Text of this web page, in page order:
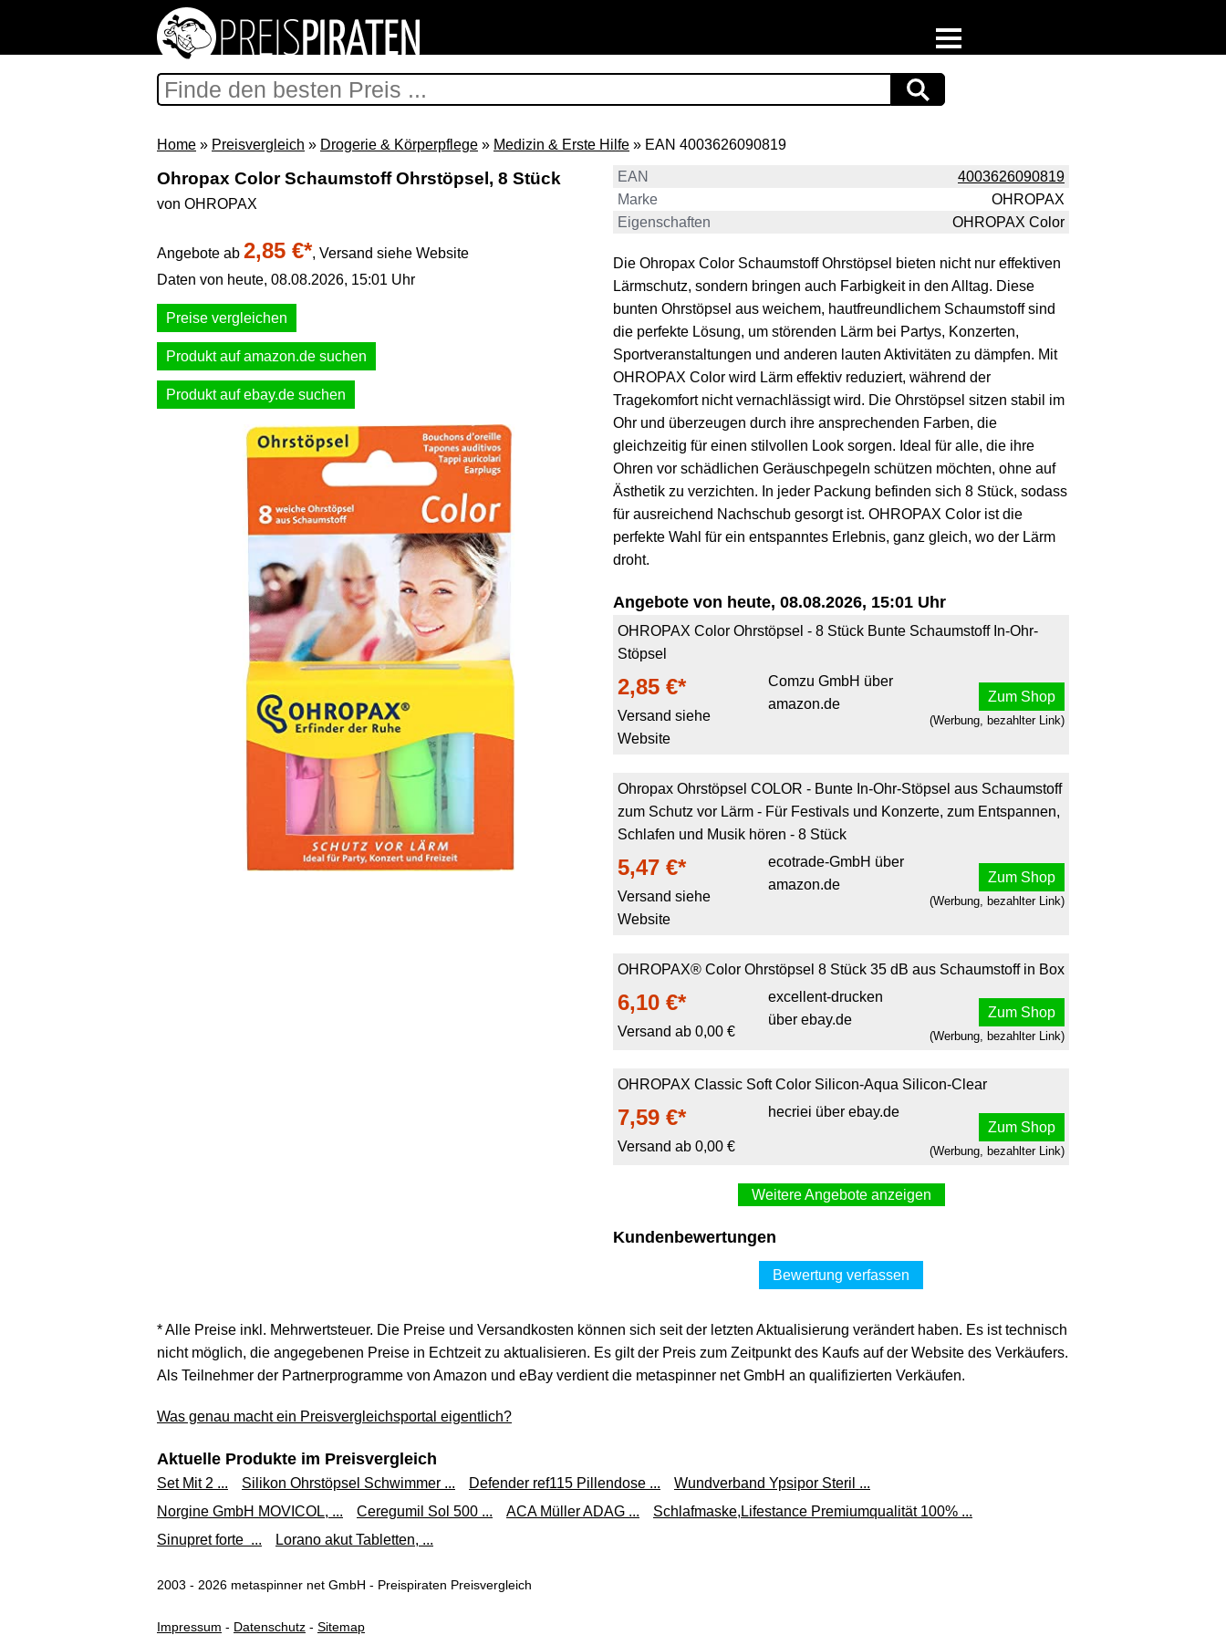
Support & Newsletter
Datenschutz
Impressum
Home » Preisvergleich » Drogerie & Körperpflege » Medizin & Erste Hilfe » EAN 4003626090819
Ohropax Color Schaumstoff Ohrstöpsel, 8 Stück
von OHROPAX
Angebote ab 2,85 €*, Versand siehe Website
Daten von heute, 08.08.2026, 15:01 Uhr
Preise vergleichen
Produkt auf amazon.de suchen
Produkt auf ebay.de suchen
EAN
4003626090819
Marke
OHROPAX
Eigenschaften
OHROPAX Color
Die Ohropax Color Schaumstoff Ohrstöpsel bieten nicht nur effektiven
Lärmschutz, sondern bringen auch Farbigkeit in den Alltag. Diese
bunten Ohrstöpsel aus weichem, hautfreundlichem Schaumstoff sind
die perfekte Lösung, um störenden Lärm bei Partys, Konzerten,
Sportveranstaltungen und anderen lauten Aktivitäten zu dämpfen. Mit
OHROPAX Color wird Lärm effektiv reduziert, während der
Tragekomfort nicht vernachlässigt wird. Die Ohrstöpsel sitzen stabil im
Ohr und überzeugen durch ihre ansprechenden Farben, die
gleichzeitig für einen stilvollen Look sorgen. Ideal für alle, die ihre
Ohren vor schädlichen Geräuschpegeln schützen möchten, ohne auf
Ästhetik zu verzichten. In jeder Packung befinden sich 8 Stück, sodass
für ausreichend Nachschub gesorgt ist. OHROPAX Color ist die
perfekte Wahl für ein entspanntes Erlebnis, ganz gleich, wo der Lärm
droht.
Angebote von heute, 08.08.2026, 15:01 Uhr
OHROPAX Color Ohrstöpsel - 8 Stück Bunte Schaumstoff In-Ohr-
Stöpsel
2,85 €*
Versand siehe
Website
Comzu GmbH über
amazon.de
Zum Shop
(Werbung, bezahlter Link)
Ohropax Ohrstöpsel COLOR - Bunte In-Ohr-Stöpsel aus Schaumstoff
zum Schutz vor Lärm - Für Festivals und Konzerte, zum Entspannen,
Schlafen und Musik hören - 8 Stück
5,47 €*
Versand siehe
Website
ecotrade-GmbH über
amazon.de
Zum Shop
(Werbung, bezahlter Link)
OHROPAX® Color Ohrstöpsel 8 Stück 35 dB aus Schaumstoff in Box
6,10 €*
Versand ab 0,00 €
excellent-drucken
über ebay.de
Zum Shop
(Werbung, bezahlter Link)
OHROPAX Classic Soft Color Silicon-Aqua Silicon-Clear
7,59 €*
Versand ab 0,00 €
hecriei über ebay.de
Zum Shop
(Werbung, bezahlter Link)
Weitere Angebote anzeigen
MONACOR COLORPLUX
3,99 €*
Kundenbewertungen
Bewertung verfassen
* Alle Preise inkl. Mehrwertsteuer. Die Preise und Versandkosten können sich seit der letzten Aktualisierung verändert haben. Es ist technisch
nicht möglich, die angegebenen Preise in Echtzeit zu aktualisieren. Es gilt der Preis zum Zeitpunkt des Kaufs auf der Website des Verkäufers.
Als Teilnehmer der Partnerprogramme von Amazon und eBay verdient die metaspinner net GmbH an qualifizierten Verkäufen.
Was genau macht ein Preisvergleichsportal eigentlich?
Aktuelle Produkte im Preisvergleich
Set Mit 2 ... Silikon Ohrstöpsel Schwimmer ... Defender ref115 Pillendose ...
Wundverband Ypsipor Steril ...
Norgine GmbH MOVICOL, ...
Ceregumil Sol 500 ... ACA Müller ADAG ...
Schlafmaske,Lifestance Premiumqualität 100% ...
Sinupret forte ...
Lorano akut Tabletten, ...
2003 - 2026 metaspinner net GmbH - Preispiraten Preisvergleich
Impressum - Datenschutz - Sitemap